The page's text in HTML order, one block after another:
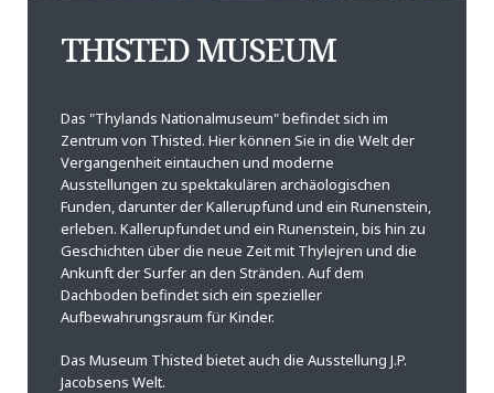
THISTED MUSEUM
Das "Thylands Nationalmuseum" befindet sich im
Zentrum von Thisted. Hier können Sie in die Welt der
Vergangenheit eintauchen und moderne
Ausstellungen zu spektakulären archäologischen
Funden, darunter der Kallerupfund und ein Runenstein,
erleben. Kallerupfundet und ein Runenstein, bis hin zu
Geschichten über die neue Zeit mit Thylejren und die
Ankunft der Surfer an den Stränden. Auf dem
Dachboden befindet sich ein spezieller
Aufbewahrungsraum für Kinder.
Das Museum Thisted bietet auch die Ausstellung J.P.
Jacobsens Welt.